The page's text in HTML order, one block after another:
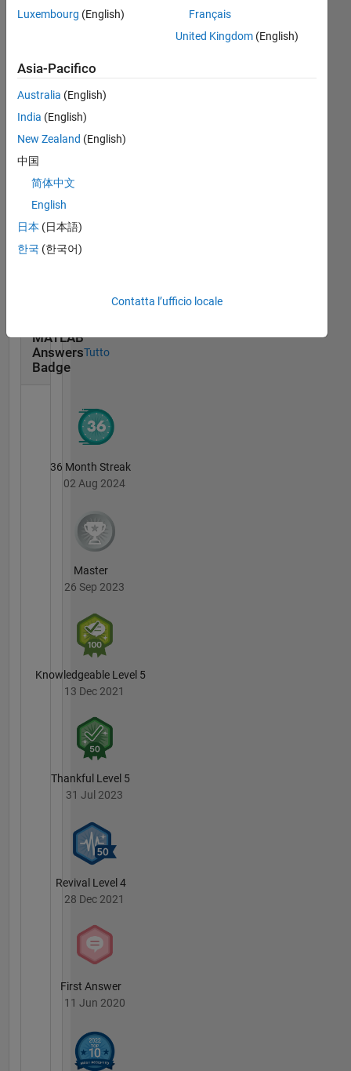
Community
MATLAB Central...
Treasure Hunt...
23 Sep 2021
MATLAB
Answers
Badge
Tutto
36 Month Streak
02 Aug 2024
Master
26 Sep 2023
Knowledgeable Level 5
13 Dec 2021
Thankful Level 5
31 Jul 2023
Revival Level 4
28 Dec 2021
First Answer
11 Jun 2020
Luxembourg (English)
Français
United Kingdom(English)
Asia-Pacifico
Australia (English)
India (English)
New Zealand (English)
中国
简体中文
English
日本 (日本語)
한국 (한국어)
Contatta l’ufficio locale